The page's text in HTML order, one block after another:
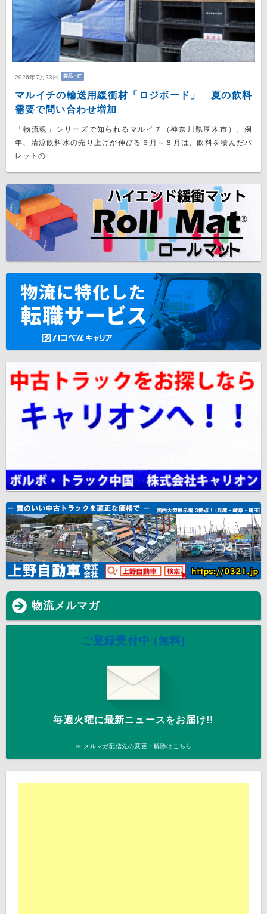
2026年7月23日 製品・IT
マルイチの輸送用緩衝材「ロジボード」 夏の飲料
需要で問い合わせ増加
「物流魂」シリーズで知られるマルイチ（神奈川県厚木市）。例
年、清涼飲料水の売り上げが伸びる６月～８月は、飲料を積んだパ
レットの...
物流メルマガ
ご登録受付中 (無料)
毎週火曜に最新ニュースをお届け!!
≫ メルマガ配信先の変更・解除はこちら